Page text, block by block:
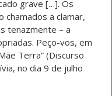
grave […]. Os
a clamar,
tenazmente – a
Peço-vos, em
Terra” (Discurso
no dia 9 de julho